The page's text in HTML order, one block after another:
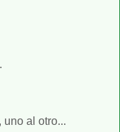
uno al otro...